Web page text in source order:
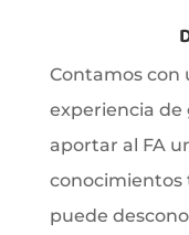
Contamos con
experiencia de
aportar al FA
conocimientos
puede